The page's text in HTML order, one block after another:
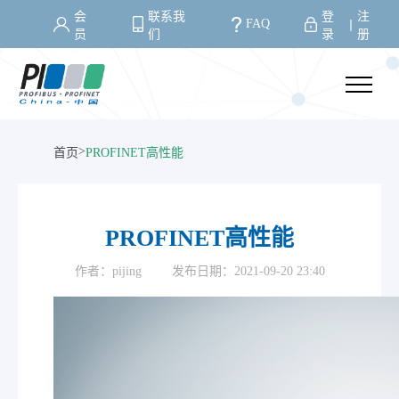
会
员
联系我
们
FAQ
登
录
注
册
首页>PROFINET高性能
PROFINET高性能
作者：pijing 发布日期：2021-09-20 23:40